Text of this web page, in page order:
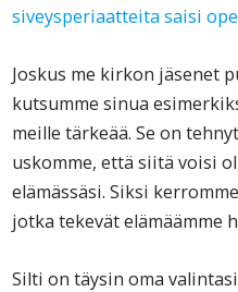
siveysperiaatteita saisi
Joskus me kirkon jäsenet
kutsumme sinua
meille tärkeää. Se on
uskomme, että siitä voisi
elämässäsi. Siksi
jotka tekevät elämäämme
Silti on täysin oma